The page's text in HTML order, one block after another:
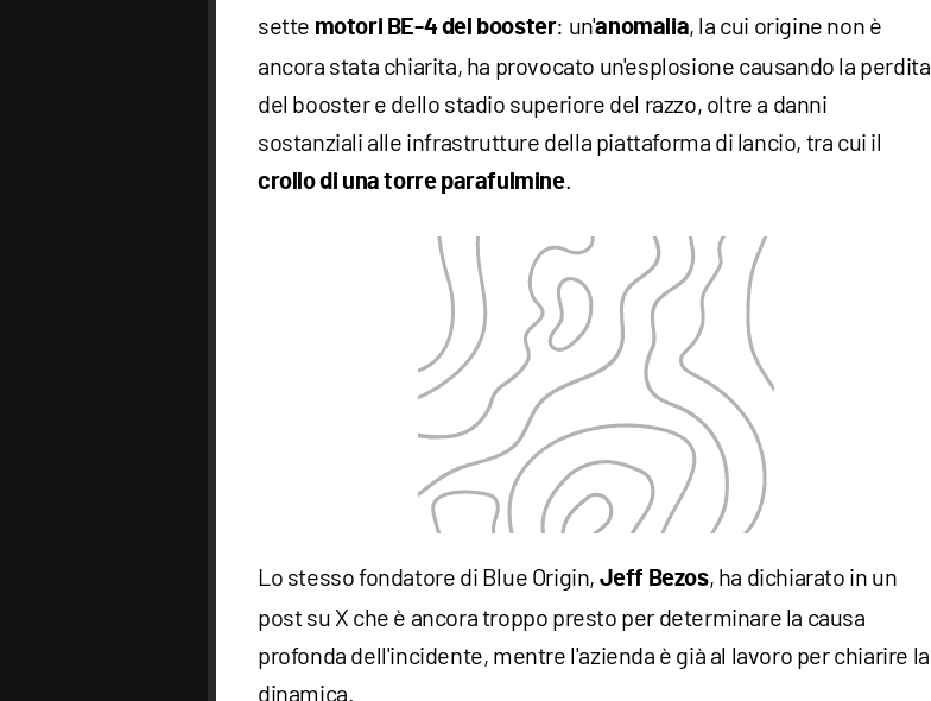
sette motori BE-4 del booster: un'anomalia, la cui origine non è
ancora stata chiarita, ha provocato un'esplosione causando la perdita
del booster e dello stadio superiore del razzo, oltre a danni
sostanziali alle infrastrutture della piattaforma di lancio, tra cui il
crollo di una torre parafulmine.
Lo stesso fondatore di Blue Origin, Jeff Bezos, ha dichiarato in un
post su X che è ancora troppo presto per determinare la causa
profonda dell'incidente, mentre l'azienda è già al lavoro per chiarire la
dinamica.